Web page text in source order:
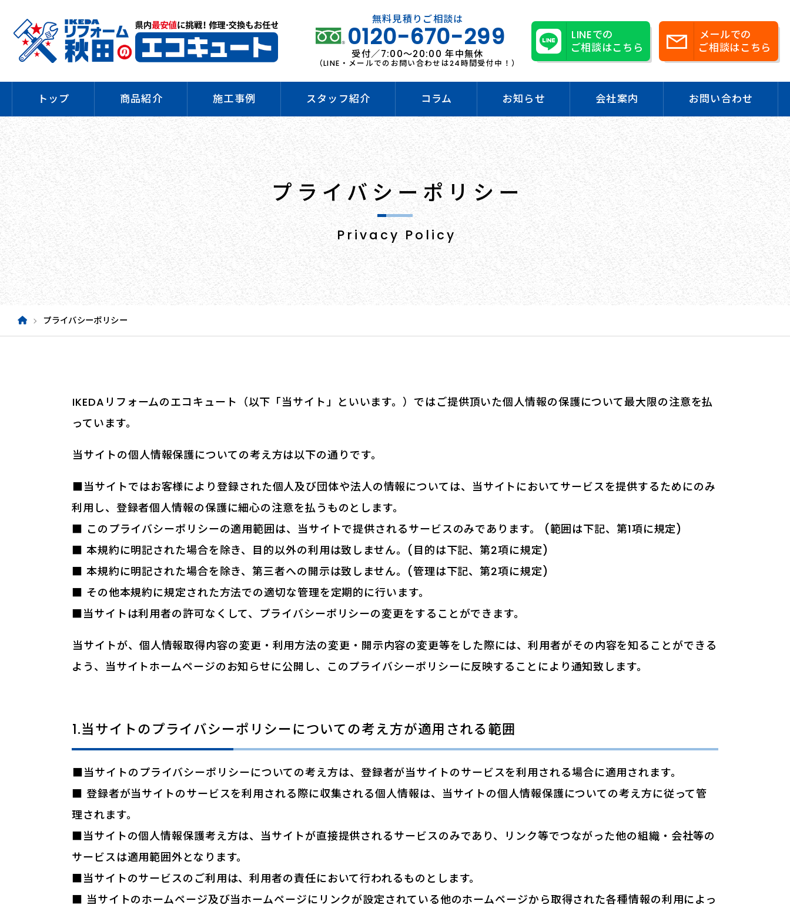
無料見積りご相談は
0120-670-299
受付／7:00～20:00 年中無休
（LINE・メールでのお問い合わせは24時間受付中！）
LINEでの
ご相談はこちら
メールでの
ご相談はこちら
トップ 商品紹介 施工事例 スタッフ紹介 コラム お知らせ 会社案内 お問い合わせ
プライバシーポリシー
Privacy Policy
プライバシーポリシー
IKEDAリフォームのエコキュート（以下「当サイト」といいます。）ではご提供頂いた個人情報の保護について最大限の注意を払
っています。
当サイトの個人情報保護についての考え方は以下の通りです。
■当サイトではお客様により登録された個人及び団体や法人の情報については、当サイトにおいてサービスを提供するためにのみ
利用し、登録者個人情報の保護に細心の注意を払うものとします。
■ このプライバシーポリシーの適用範囲は、当サイトで提供されるサービスのみであります。 (範囲は下記、第1項に規定)
■ 本規約に明記された場合を除き、目的以外の利用は致しません。(目的は下記、第2項に規定)
■ 本規約に明記された場合を除き、第三者への開示は致しません。(管理は下記、第2項に規定)
■ その他本規約に規定された方法での適切な管理を定期的に行います。
■当サイトは利用者の許可なくして、プライバシーポリシーの変更をすることができます。
当サイトが、個人情報取得内容の変更・利用方法の変更・開示内容の変更等をした際には、利用者がその内容を知ることができる
よう、当サイトホームページのお知らせに公開し、このプライバシーポリシーに反映することにより通知致します。
1.当サイトのプライバシーポリシーについての考え方が適用される範囲
■当サイトのプライバシーポリシーについての考え方は、登録者が当サイトのサービスを利用される場合に適用されます。
■ 登録者が当サイトのサービスを利用される際に収集される個人情報は、当サイトの個人情報保護についての考え方に従って管
理されます。
■当サイトの個人情報保護考え方は、当サイトが直接提供されるサービスのみであり、リンク等でつながった他の組織・会社等の
サービスは適用範囲外となります。
■当サイトのサービスのご利用は、利用者の責任において行われるものとします。
■ 当サイトのホームページ及び当ホームページにリンクが設定されている他のホームページから取得された各種情報の利用によっ